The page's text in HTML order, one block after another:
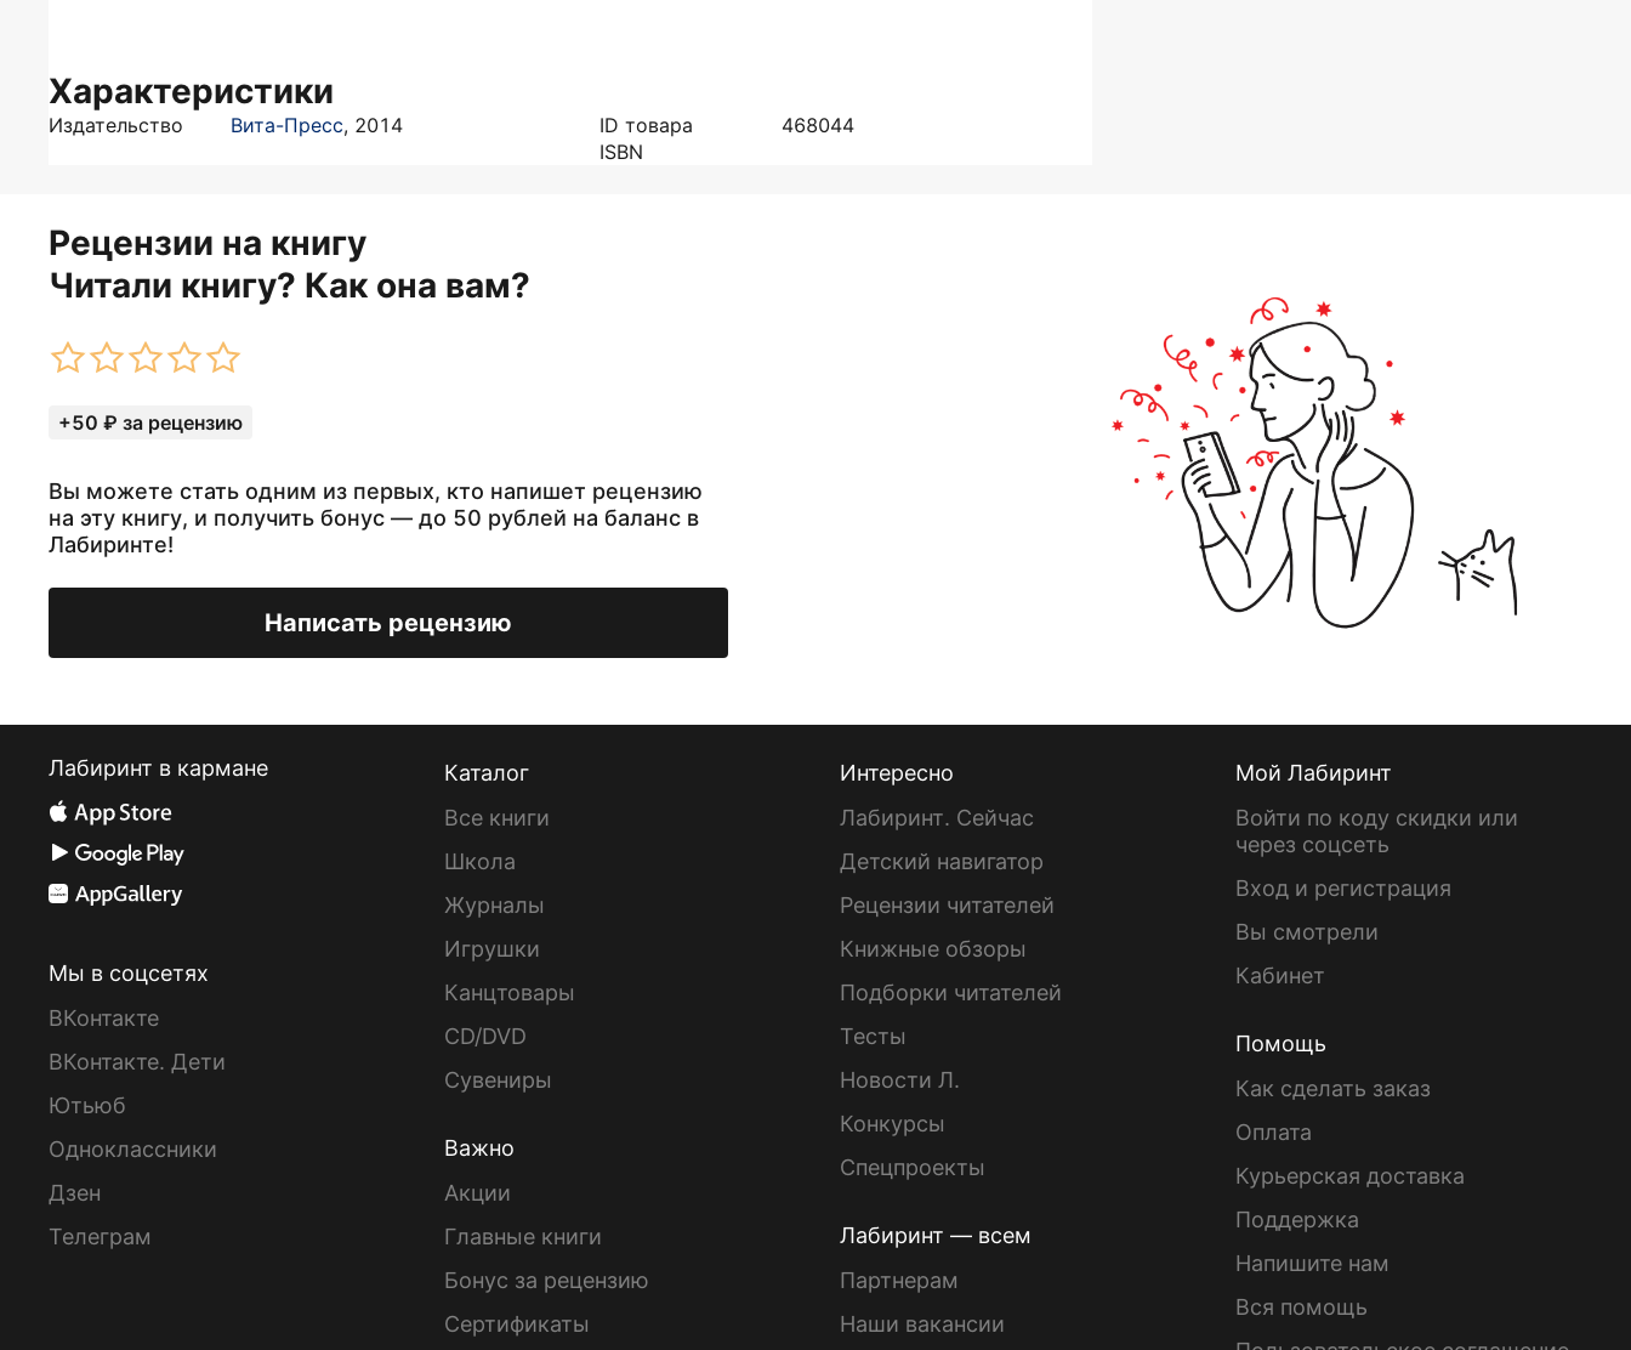
Характеристики
Издательство Вита-Пресс, 2014 ID товара
468044
ISBN
Рецензии на книгу
Читали книгу? Как она вам?
+50 ₽ за рецензию
Вы можете стать одним из первых, кто напишет рецензию
на эту книгу, и получить бонус — до 50 рублей на баланс в
Лабиринте!
Написать рецензию
Лабиринт в кармане
Мы в соцсетях
ВКонтакте
ВКонтакте. Дети
Ютьюб
Одноклассники
Дзен
Телеграм
Каталог
Все книги
Школа
Журналы
Игрушки
Канцтовары
CD/DVD
Сувениры
Важно
Акции
Главные книги
Бонус за рецензию
Сертификаты
Интересно
Лабиринт. Сейчас
Детский навигатор
Рецензии читателей
Книжные обзоры
Подборки читателей
Тесты
Новости Л.
Конкурсы
Спецпроекты
Лабиринт — всем
Партнерам
Наши вакансии
Мой Лабиринт
Войти по коду скидки или
через соцсеть
Вход и регистрация
Вы смотрели
Кабинет
Помощь
Как сделать заказ
Оплата
Курьерская доставка
Поддержка
Напишите нам
Вся помощь